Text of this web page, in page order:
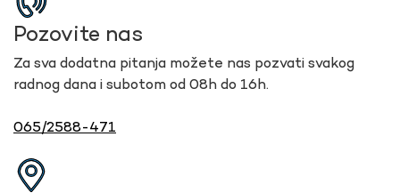
Pozovite nas
Za sva dodatna pitanja možete nas pozvati svakog
radnog dana i subotom od 08h do 16h.
065/2588-471